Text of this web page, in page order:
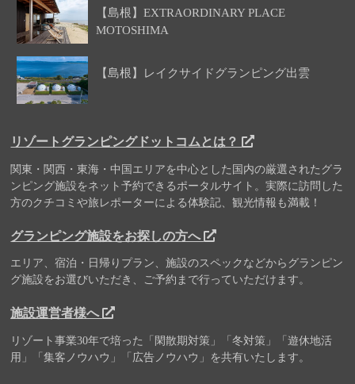
【島根】EXTRAORDINARY PLACE
MOTOSHIMA
【島根】レイクサイドグランピング出雲
リゾートグランピングドットコムとは？
関東・関西・東海・中国エリアを中心とした国内の厳選されたグラ
ンピング施設をネット予約できるポータルサイト。実際に訪問した
方のクチコミや旅レポーターによる体験記、観光情報も満載！
グランピング施設をお探しの方へ
エリア、宿泊・日帰りプラン、施設のスペックなどからグランピン
グ施設をお選びいただき、ご予約まで行っていただけます。
施設運営者様へ
リゾート事業30年で培った「閑散期対策」「冬対策」「遊休地活
用」「集客ノウハウ」「広告ノウハウ」を共有いたします。